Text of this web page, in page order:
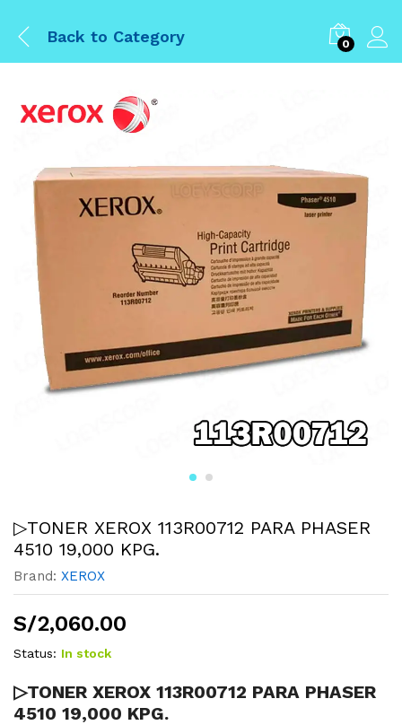
Back to Category 0
▷TONER XEROX 113R00712 PARA PHASER
4510 19,000 KPG.
Brand: XEROX
S/2,060.00
Status: In stock
▷TONER XEROX 113R00712 PARA PHASER
4510 19,000 KPG.